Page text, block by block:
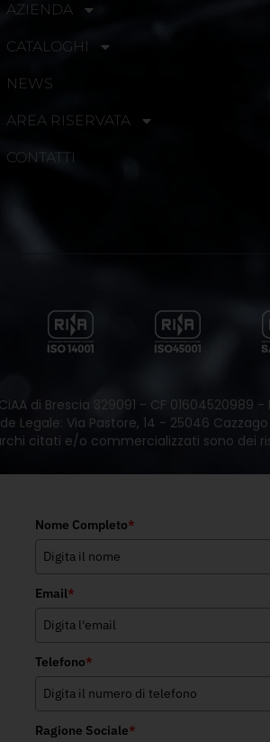
AZIENDA
CATALOGHI
NEWS
AREA RISERVATA
CONTATTI
di Brescia 329091 - CF 01604520989
Legale: Via Pastore, 14 - 25046
citati e/o commercializzati sono dei
Nome Completo*
Email*
Telefono*
Ragione Sociale*